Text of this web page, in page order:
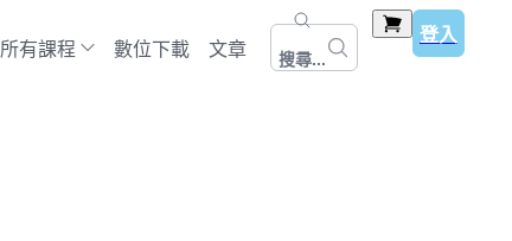
所有課程 數位下載 文章 搜尋...
登入